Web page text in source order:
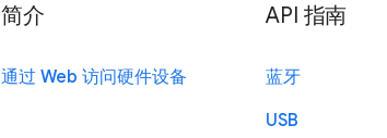
简介
通过 Web 访问硬件设备
API 指南
蓝牙
USB